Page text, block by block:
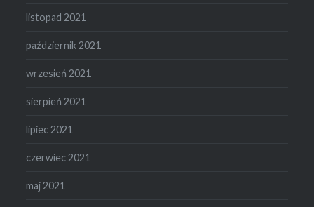
listopad 2021
październik 2021
wrzesień 2021
sierpień 2021
lipiec 2021
czerwiec 2021
maj 2021